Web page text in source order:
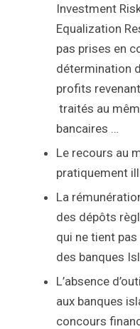
Investment
Equalization
pas prises en
détermination
profits
traités au
bancaires …
Le recours au
pratiquement
La
des dépôts
qui ne tient
des banques
L’absence
aux banques
concours